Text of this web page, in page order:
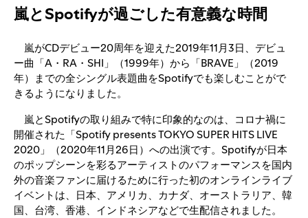
嵐とSpotifyが過ごした有意義な時間
嵐がCDデビュー20周年を迎えた2019年11月3日、デビュ
ー曲「A・RA・SHI」（1999年）から「BRAVE」（2019
年）までの全シングル表題曲をSpotifyでも楽しむことがで
きるようになりました。
嵐とSpotifyの取り組みで特に印象的なのは、コロナ禍に
開催された「Spotify presents TOKYO SUPER HITS LIVE
2020」（2020年11月26日）への出演です。Spotifyが日本
のポップシーンを彩るアーティストのパフォーマンスを国内
外の音楽ファンに届けるために行った初のオンラインライブ
イベントは、日本、アメリカ、カナダ、オーストラリア、韓
国、台湾、香港、インドネシアなどで生配信されました。